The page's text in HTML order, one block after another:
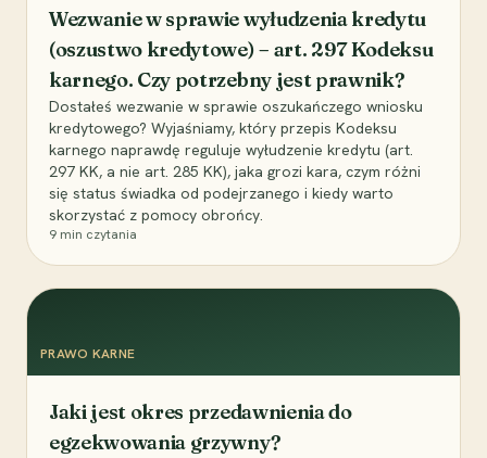
Wezwanie w sprawie wyłudzenia kredytu
(oszustwo kredytowe) – art. 297 Kodeksu
karnego. Czy potrzebny jest prawnik?
Dostałeś wezwanie w sprawie oszukańczego wniosku
kredytowego? Wyjaśniamy, który przepis Kodeksu
karnego naprawdę reguluje wyłudzenie kredytu (art.
297 KK, a nie art. 285 KK), jaka grozi kara, czym różni
się status świadka od podejrzanego i kiedy warto
skorzystać z pomocy obrońcy.
9 min czytania
PRAWO KARNE
Jaki jest okres przedawnienia do
egzekwowania grzywny?